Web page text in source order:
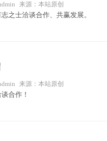
来源：本站原创
之士洽谈合作、共赢发展。
来源：本站原创
合作！